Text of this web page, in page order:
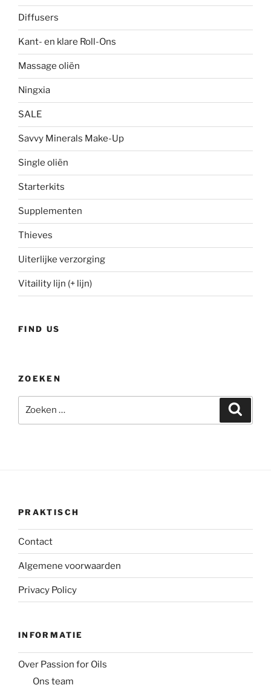
Diffusers
Kant- en klare Roll-Ons
Massage oliën
Ningxia
SALE
Savvy Minerals Make-Up
Single oliën
Starterkits
Supplementen
Thieves
Uiterlijke verzorging
Vitaility lijn (+ lijn)
FIND US
ZOEKEN
naar:
PRAKTISCH
Contact
Algemene voorwaarden
Privacy Policy
INFORMATIE
Over Passion for Oils
Ons team